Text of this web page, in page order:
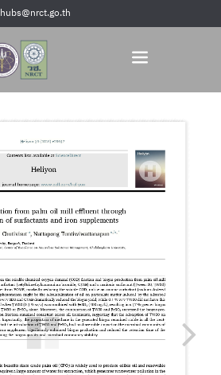
hubs@nrct.go.th